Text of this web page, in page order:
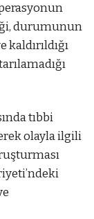
durumunun
tıbbi
olayla ilgili